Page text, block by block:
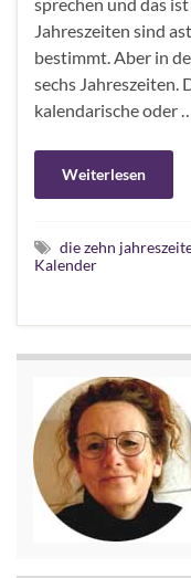
Jahreszeiten sind
bestimmt. Aber in
sechs Jahreszeiten.
kalendarische oder …
Weiterlesen
die zehn
Kalender